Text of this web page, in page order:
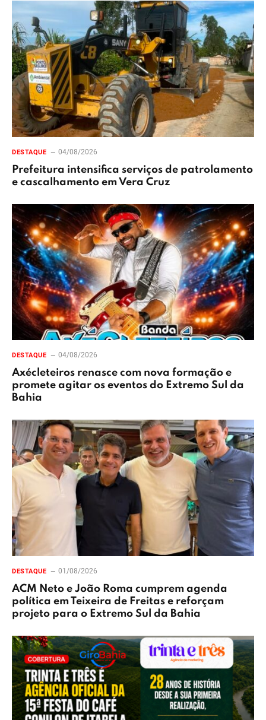
DESTAQUE 04/08/2026
Prefeitura intensifica serviços de patrolamento
e cascalhamento em Vera Cruz
DESTAQUE 04/08/2026
Axécleteiros renasce com nova formação e
promete agitar os eventos do Extremo Sul da
Bahia
DESTAQUE 01/08/2026
ACM Neto e João Roma cumprem agenda
política em Teixeira de Freitas e reforçam
projeto para o Extremo Sul da Bahia